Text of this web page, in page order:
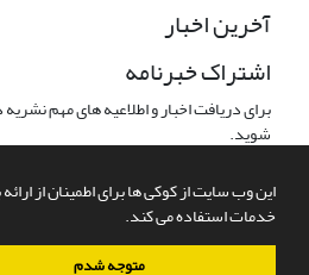
این وب سایت از کوکی ها برای اطمینان از
خدمات استفاده می کند.
متوجه شدم
آخرین اخبار
اشتراک خبرنامه
برای دریافت اخبار و اطلاعیه های مهم
شوید.